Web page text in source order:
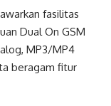
fasilitas
Dual On GSM
MP3/MP4
beragam fitur